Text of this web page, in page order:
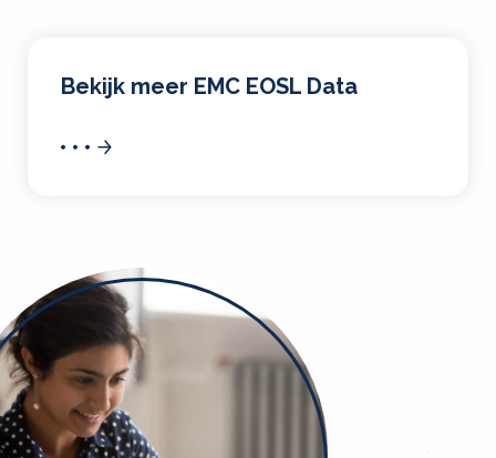
Bekijk meer EMC EOSL Data